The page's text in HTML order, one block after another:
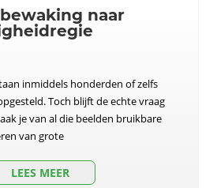
naar
inmiddels honderden of zelfs
Toch blijft de echte vraag
je van al die beelden bruikbare
van grote
LEES MEER